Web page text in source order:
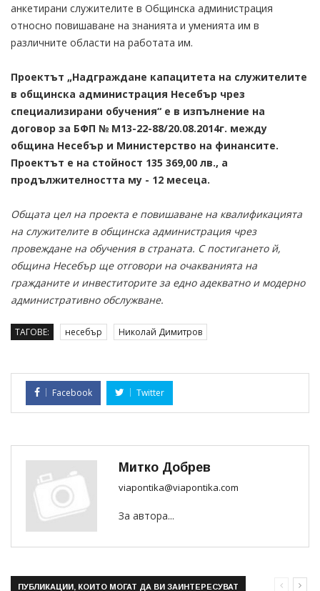
анкетирани служителите в Общинска администрация
относно повишаване на знанията и уменията им в
различните области на работата им.
Проектът „Надграждане капацитета на служителите
в общинска администрация Несебър чрез
специализирани обучения“ е в изпълнение на
договор за БФП № М13-22-88/20.08.2014г. между
община Несебър и Министерство на финансите.
Проектът е на стойност 135 369,00 лв., а
продължителността му - 12 месеца.
Общата цел на проекта е повишаване на квалификацията
на служителите в общинска администрация чрез
провеждане на обучения в страната. С постигането й,
община Несебър ще отговори на очакванията на
гражданите и инвеститорите за едно адекватно и модерно
административно обслужване.
ТАГОВЕ: несебър Николай Димитров
Facebook Twitter
Митко Добрев
viapontika@viapontika.com
За автора...
ПУБЛИКАЦИИ, КОИТО МОГАТ ДА ВИ ЗАИНТЕРЕСУВАТ